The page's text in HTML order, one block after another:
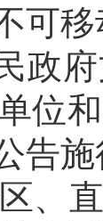
可
政
位
告
、